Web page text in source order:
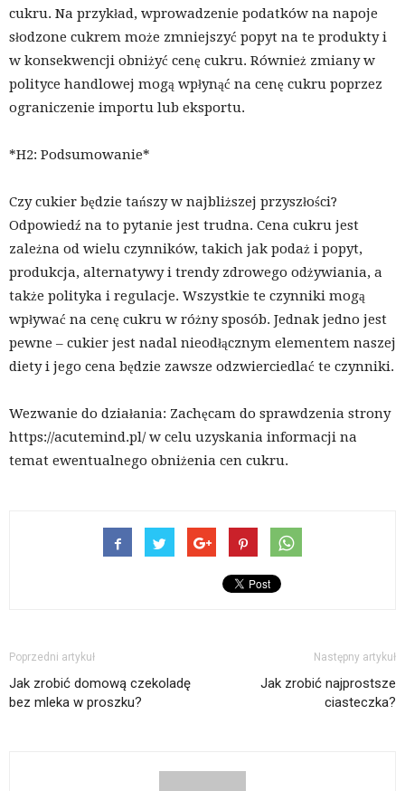
cukru. Na przykład, wprowadzenie podatków na napoje
słodzone cukrem może zmniejszyć popyt na te produkty i
w konsekwencji obniżyć cenę cukru. Również zmiany w
polityce handlowej mogą wpłynąć na cenę cukru poprzez
ograniczenie importu lub eksportu.
*H2: Podsumowanie*
Czy cukier będzie tańszy w najbliższej przyszłości?
Odpowiedź na to pytanie jest trudna. Cena cukru jest
zależna od wielu czynników, takich jak podaż i popyt,
produkcja, alternatywy i trendy zdrowego odżywiania, a
także polityka i regulacje. Wszystkie te czynniki mogą
wpływać na cenę cukru w różny sposób. Jednak jedno jest
pewne – cukier jest nadal nieodłącznym elementem naszej
diety i jego cena będzie zawsze odzwierciedlać te czynniki.
Wezwanie do działania: Zachęcam do sprawdzenia strony
https://acutemind.pl/ w celu uzyskania informacji na
temat ewentualnego obniżenia cen cukru.
Poprzedni artykuł
Jak zrobić domową czekoladę
bez mleka w proszku?
Następny artykuł
Jak zrobić najprostsze
ciasteczka?